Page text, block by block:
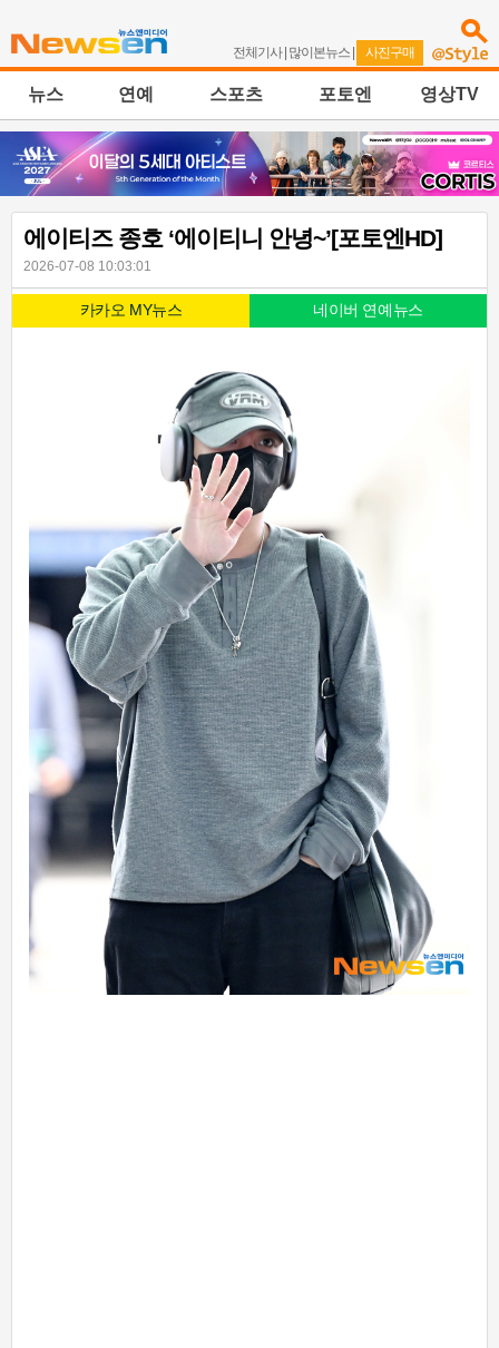
전체기사| 많이본뉴스 | 사진구매
뉴스 연예 스포츠 포토엔 영상TV
에이티즈 종호 ‘에이티니 안녕~’[포토엔HD]
2026-07-08 10:03:01
카카오 MY뉴스 네이버 연예뉴스